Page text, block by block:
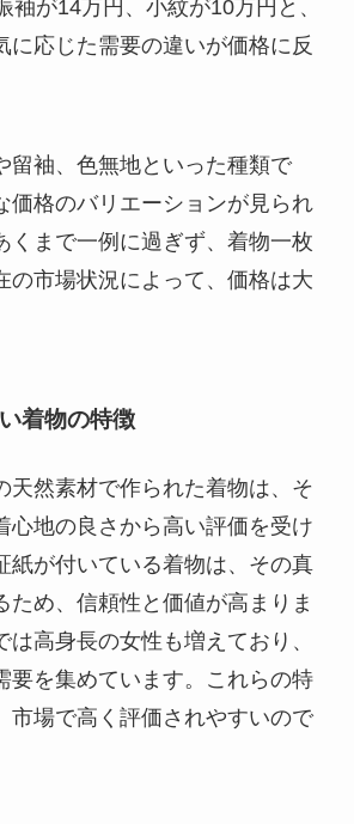
袖が14万円、小紋が10万円と、
に応じた需要の違いが価格に反
留袖、色無地といった種類で
価格のバリエーションが見られ
くまで一例に過ぎず、着物一枚
の市場状況によって、価格は大
着物の特徴
天然素材で作られた着物は、そ
心地の良さから高い評価を受け
紙が付いている着物は、その真
ため、信頼性と価値が高まりま
高身長の女性も増えており、
要を集めています。これらの特
市場で高く評価されやすいので